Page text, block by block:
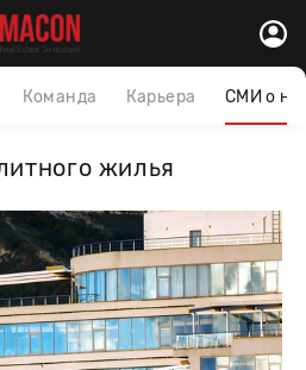
Команда Карьера СМИ о
жилья